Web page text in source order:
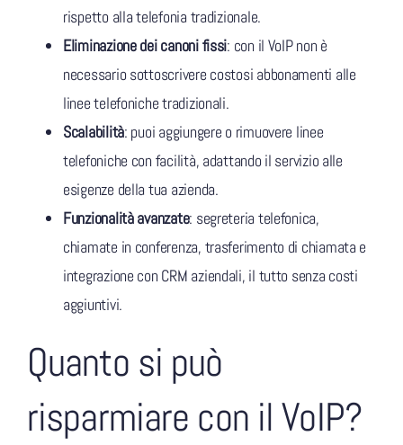
rispetto alla telefonia tradizionale.
Eliminazione dei canoni fissi: con il VoIP non è
necessario sottoscrivere costosi abbonamenti alle
linee telefoniche tradizionali.
Scalabilità: puoi aggiungere o rimuovere linee
telefoniche con facilità, adattando il servizio alle
esigenze della tua azienda.
Funzionalità avanzate: segreteria telefonica,
chiamate in conferenza, trasferimento di chiamata e
integrazione con CRM aziendali, il tutto senza costi
aggiuntivi.
Quanto si può
risparmiare con il VoIP?